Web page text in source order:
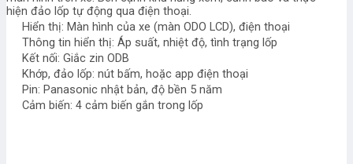
hiện đảo lốp tự động qua điện thoại.
Hiển thị: Màn hình của xe (màn ODO LCD), điện thoại
Thông tin hiển thị: Áp suất, nhiệt độ, tình trạng lốp
Kết nối: Giắc zin ODB
Khớp, đảo lốp: nút bấm, hoặc app điện thoại
Pin: Panasonic nhật bản, độ bền 5 năm
Cảm biến: 4 cảm biến gắn trong lốp